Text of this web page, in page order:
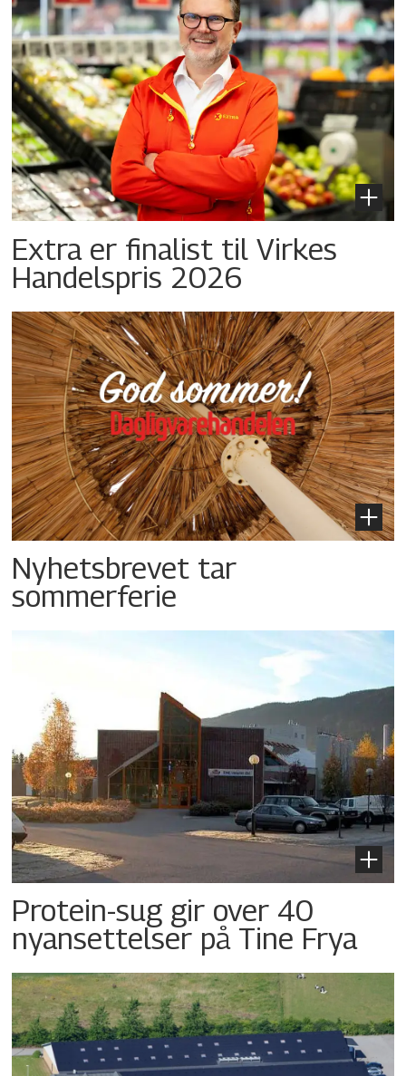
Extra er finalist til Virkes
Handelspris 2026
Nyhetsbrevet tar
sommerferie
Protein-sug gir over 40
nyansettelser på Tine Frya